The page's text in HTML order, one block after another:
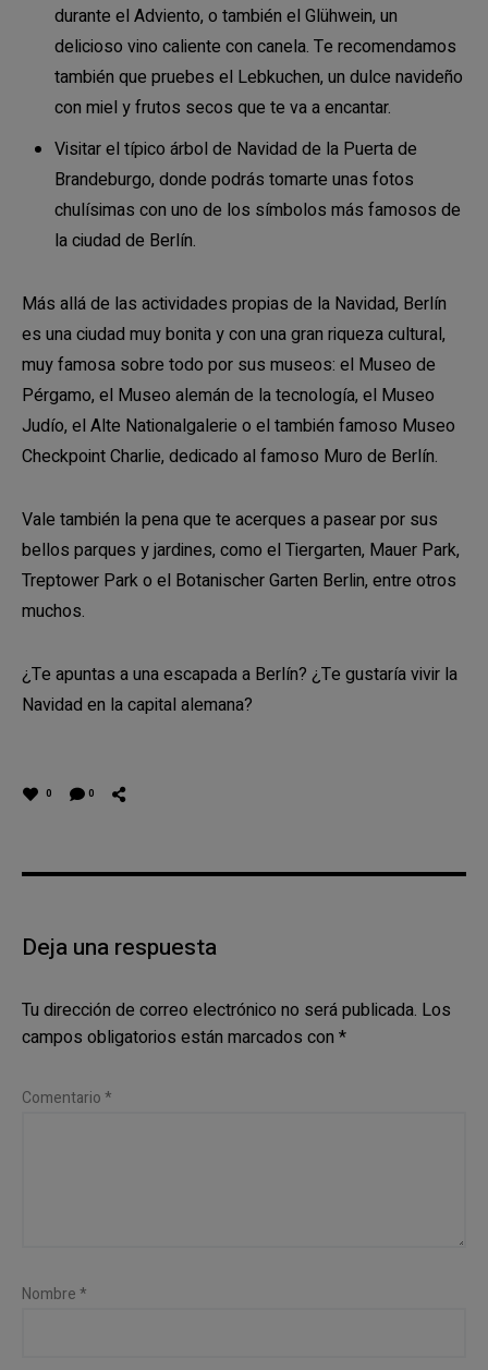
durante el Adviento, o también el Glühwein, un
delicioso vino caliente con canela. Te recomendamos
también que pruebes el Lebkuchen, un dulce navideño
con miel y frutos secos que te va a encantar.
Visitar el típico árbol de Navidad de la Puerta de
Brandeburgo, donde podrás tomarte unas fotos
chulísimas con uno de los símbolos más famosos de
la ciudad de Berlín.
Más allá de las actividades propias de la Navidad, Berlín
es una ciudad muy bonita y con una gran riqueza cultural,
muy famosa sobre todo por sus museos: el Museo de
Pérgamo, el Museo alemán de la tecnología, el Museo
Judío, el Alte Nationalgalerie o el también famoso Museo
Checkpoint Charlie, dedicado al famoso Muro de Berlín.
Vale también la pena que te acerques a pasear por sus
bellos parques y jardines, como el Tiergarten, Mauer Park,
Treptower Park o el Botanischer Garten Berlin, entre otros
muchos.
¿Te apuntas a una escapada a Berlín? ¿Te gustaría vivir la
Navidad en la capital alemana?
0 0
Deja una respuesta
Tu dirección de correo electrónico no será publicada. Los
campos obligatorios están marcados con *
Comentario*
Nombre*